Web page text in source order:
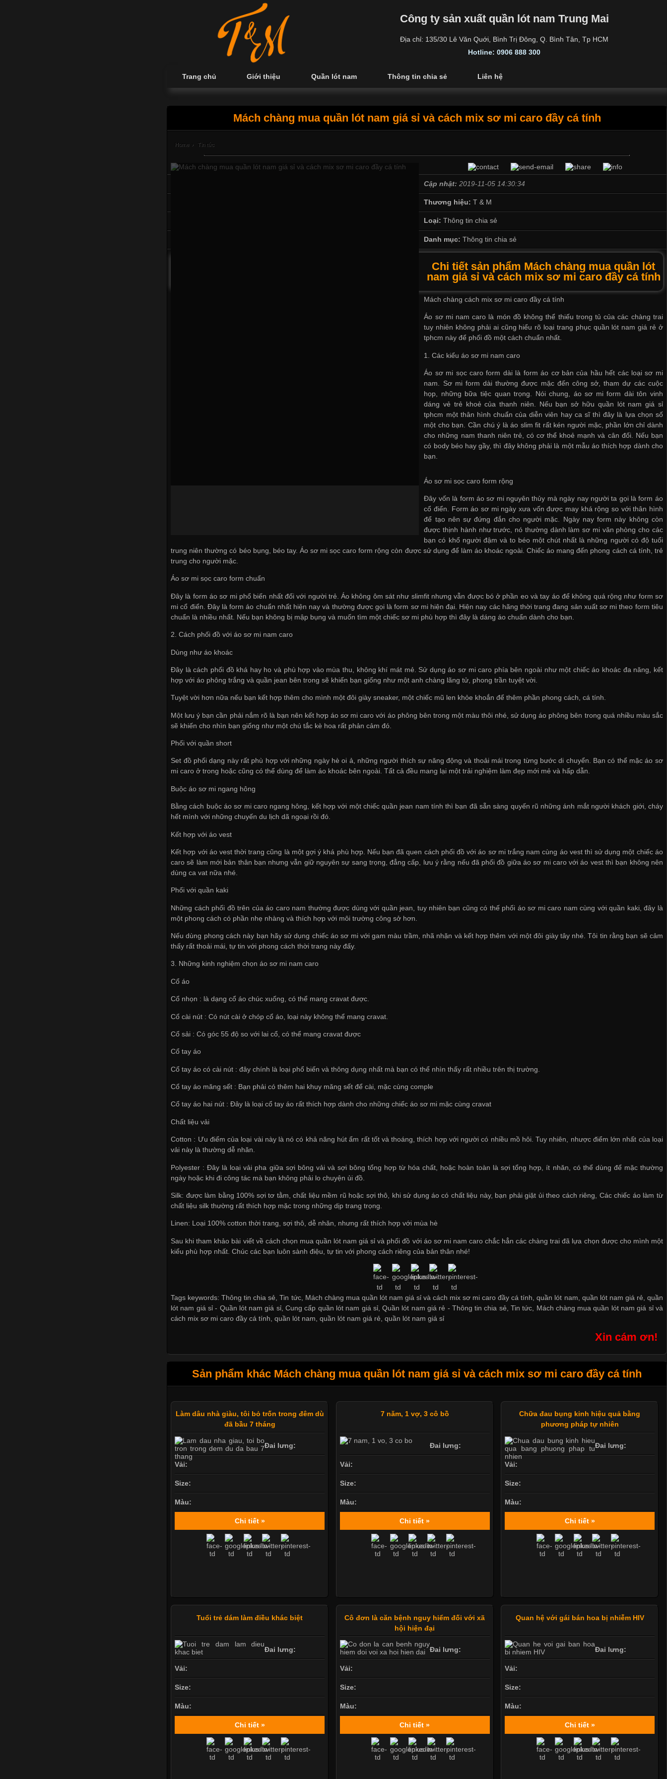
Công ty sản xuất quần lót nam Trung Mai
Địa chỉ: 135/30 Lê Văn Quới, Bình Trị Đông, Q. Bình Tân, Tp HCM
Hotline: 0906 888 300
Trang chủ Giới thiệu Quần lót nam Thông tin chia sẻ Liên hệ
Mách chàng mua quần lót nam giá sỉ và cách mix sơ mi caro đầy cá tính
Home › Tin tức
Cập nhật: 2019-11-05 14:30:34
Thương hiệu:T & M
Loại: Thông tin chia sẻ
Danh mục: Thông tin chia sẻ
Chi tiết sản phẩm Mách chàng mua quần lót
nam giá sỉ và cách mix sơ mi caro đầy cá tính
Mách chàng cách mix sơ mi caro đầy cá tính
Áo sơ mi nam caro là món đồ không thể thiếu trong tủ của các chàng trai
tuy nhiên không phải ai cũng hiểu rõ loại trang phục quần lót nam giá rẻ ở
tphcm này để phối đồ một cách chuẩn nhất.
1. Các kiểu áo sơ mi nam caro
Áo sơ mi sọc caro form dài là form áo cơ bản của hầu hết các loại sơ mi
nam. Sơ mi form dài thường được mặc đến công sở, tham dự các cuộc
họp, những bữa tiệc quan trọng. Nói chung, áo sơ mi form dài tôn vinh
dáng vẻ trẻ khoẻ của thanh niên. Nếu bạn sở hữu quần lót nam giá sỉ
tphcm một thân hình chuẩn của diễn viên hay ca sĩ thì đây là lựa chọn số
một cho bạn. Cần chú ý là áo slim fit rất kén người mặc, phần lớn chỉ dành
cho những nam thanh niên trẻ, có cơ thể khoẻ mạnh và cân đối. Nếu bạn
có body béo hay gầy, thì đây không phải là một mẫu áo thích hợp dành cho
bạn.
Áo sơ mi sọc caro form rộng
Đây vốn là form áo sơ mi nguyên thủy mà ngày nay người ta gọi là form áo
cổ điển. Form áo sơ mi ngày xưa vốn được may khá rộng so với thân hình
để tạo nên sự đứng đắn cho người mặc. Ngày nay form này không còn
được thịnh hành như trước, nó thường dành làm sơ mi văn phòng cho các
bạn có khổ người đậm và to béo một chút nhất là những người có độ tuổi
trung niên thường có béo bụng, béo tay. Áo sơ mi sọc caro form rộng còn được sử dụng để làm áo khoác ngoài. Chiếc áo mang đến phong cách cá tính, trẻ
trung cho người mặc.
Áo sơ mi sọc caro form chuẩn
Đây là form áo sơ mi phổ biến nhất đối với người trẻ. Áo không ôm sát như slimfit nhưng vẫn được bó ở phần eo và tay áo để không quá rộng như form sơ
mi cổ điển. Đây là form áo chuẩn nhất hiện nay và thường được gọi là form sơ mi hiện đại. Hiện nay các hãng thời trang đang sản xuất sơ mi theo form tiêu
chuẩn là nhiều nhất. Nếu bạn không bị mập bụng và muốn tìm một chiếc sơ mi phù hợp thì đây là dáng áo chuẩn dành cho bạn.
2. Cách phối đồ với áo sơ mi nam caro
Dùng như áo khoác
Đây là cách phối đồ khá hay ho và phù hợp vào mùa thu, không khí mát mẻ. Sử dụng áo sơ mi caro phía bên ngoài như một chiếc áo khoác đa năng, kết
hợp với áo phông trắng và quần jean bên trong sẽ khiến bạn giống như một anh chàng lãng tử, phong trần tuyệt vời.
Tuyệt vời hơn nữa nếu bạn kết hợp thêm cho mình một đôi giày sneaker, một chiếc mũ len khỏe khoắn để thêm phần phong cách, cá tính.
Một lưu ý bạn cần phải nắm rõ là bạn nên kết hợp áo sơ mi caro với áo phông bên trong một màu thôi nhé, sử dụng áo phông bên trong quá nhiều màu sắc
sẽ khiến cho nhìn bạn giống như một chú tắc kè hoa rất phản cảm đó.
Phối với quần short
Set đồ phối dạng này rất phù hợp với những ngày hè oi ả, những người thích sự năng động và thoải mái trong từng bước di chuyển. Bạn có thể mặc áo sơ
mi caro ở trong hoặc cũng có thể dùng để làm áo khoác bên ngoài. Tất cả đều mang lại một trải nghiệm làm đẹp mới mẻ và hấp dẫn.
Buộc áo sơ mi ngang hông
Bằng cách buộc áo sơ mi caro ngang hông, kết hợp với một chiếc quần jean nam tính thì bạn đã sẵn sàng quyến rũ những ánh mắt người khách giới, cháy
hết mình với những chuyến du lịch dã ngoại rồi đó.
Kết hợp với áo vest
Kết hợp với áo vest thời trang cũng là một gợi ý khá phù hợp. Nếu bạn đã quen cách phối đồ với áo sơ mi trắng nam cùng áo vest thì sử dụng một chiếc áo
caro sẽ làm mới bản thân bạn nhưng vẫn giữ nguyên sự sang trọng, đẳng cấp, lưu ý rằng nếu đã phối đồ giữa áo sơ mi caro với áo vest thì bạn không nên
dùng ca vat nữa nhé.
Phối với quần kaki
Những cách phối đồ trên của áo caro nam thường được dùng với quần jean, tuy nhiên bạn cũng có thế phối áo sơ mi caro nam cùng với quần kaki, đây là
một phong cách có phần nhẹ nhàng và thích hợp với môi trường công sở hơn.
Nếu dùng phong cách này bạn hãy sử dụng chiếc áo sơ mi với gam màu trầm, nhã nhặn và kết hợp thêm với một đôi giày tây nhé. Tôi tin rằng bạn sẽ cảm
thấy rất thoải mái, tự tin với phong cách thời trang này đấy.
3. Những kinh nghiệm chọn áo sơ mi nam caro
Cổ áo
Cổ nhọn : là dạng cổ áo chúc xuống, có thể mang cravat được.
Cổ cài nút : Có nút cài ở chóp cổ áo, loại này không thể mang cravat.
Cổ sải : Có góc 55 độ so với lai cổ, có thể mang cravat được
Cổ tay áo
Cổ tay áo có cài nút : đây chính là loại phổ biến và thông dụng nhất mà bạn có thể nhìn thấy rất nhiều trên thị trường.
Cổ tay áo măng sết : Bạn phải có thêm hai khuy măng sết để cài, mặc cùng comple
Cổ tay áo hai nút : Đây là loại cổ tay áo rất thích hợp dành cho những chiếc áo sơ mi mặc cùng cravat
Chất liệu vải
Cotton : Ưu điểm của loại vài này là nó có khả năng hút ẩm rất tốt và thoáng, thích hợp với người có nhiều mồ hôi. Tuy nhiên, nhược điểm lớn nhất của loại
vải này là thường dễ nhăn.
Polyester : Đây là loại vải pha giữa sợi bông vải và sợi bông tổng hợp từ hóa chất, hoặc hoàn toàn là sợi tổng hợp, ít nhăn, có thể dùng để mặc thường
ngày hoặc khi đi công tác mà bạn không phải lo chuyện ủi đồ.
Silk: được làm bằng 100% sợi tơ tằm, chất liệu mềm rũ hoặc sợi thô, khi sử dụng áo có chất liệu này, bạn phải giặt ủi theo cách riêng, Các chiếc áo làm từ
chất liệu silk thường rất thích hợp mặc trong những dịp trang trọng.
Linen: Loại 100% cotton thời trang, sợi thô, dễ nhăn, nhưng rất thích hợp với mùa hè
Sau khi tham khảo bài viết về cách chọn mua quần lót nam giá sỉ và phối đồ với áo sơ mi nam caro chắc hẳn các chàng trai đã lựa chọn được cho mình một
kiểu phù hợp nhất. Chúc các bạn luôn sành điệu, tự tin với phong cách riêng của bản thân nhé!
Tags keywords: Thông tin chia sẻ, Tin tức, Mách chàng mua quần lót nam giá sỉ và cách mix sơ mi caro đầy cá tính, quần lót nam, quần lót nam giá rẻ, quần
lót nam giá sỉ - Quần lót nam giá sỉ,Cung cấp quần lót nam giá sỉ,Quần lót nam giá rẻ - Thông tin chia sẻ ,Tin tức
Mách chàng mua quần lót nam giá sỉ và
cách mix sơ mi caro đầy cá tính ,quần lót nam ,quần lót nam giá rẻ ,quần lót nam giá sỉ
Xin cám ơn!
Sản phẩm khác Mách chàng mua quần lót nam giá sỉ và cách mix sơ mi caro đầy cá tính
Làm dâu nhà giàu, tôi bỏ trốn trong đêm dù
đã bầu 7 tháng
Đai lưng:
Vải:
Size:
Màu:
Chi tiết »
7 năm, 1 vợ, 3 cô bồ
Đai lưng:
Vải:
Size:
Màu:
Chi tiết »
Chữa đau bụng kinh hiệu quả bằng
phương pháp tự nhiên
Đai lưng:
Vải:
Size:
Màu:
Chi tiết »
Tuổi trẻ dám làm điều khác biệt
Đai lưng:
Vải:
Size:
Màu:
Chi tiết »
Cô đơn là căn bệnh nguy hiểm đối với xã
hội hiện đại
Đai lưng:
Vải:
Size:
Màu:
Chi tiết »
Quan hệ với gái bán hoa bị nhiễm HIV
Đai lưng:
Vải:
Size:
Màu:
Chi tiết »